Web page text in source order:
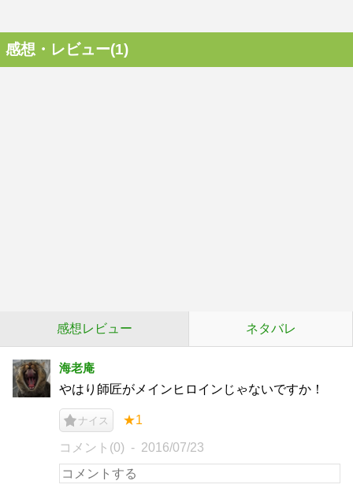
感想・レビュー(1)
感想レビュー ネタバレ
海老庵
やはり師匠がメインヒロインじゃないですか！
ナイス ★1
コメント(0) 2016/07/23